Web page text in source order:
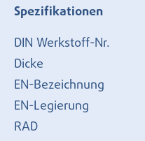
Spezifikationen
DIN Werkstoff-Nr.
Dicke
EN-Bezeichnung
EN-Legierung
RAD